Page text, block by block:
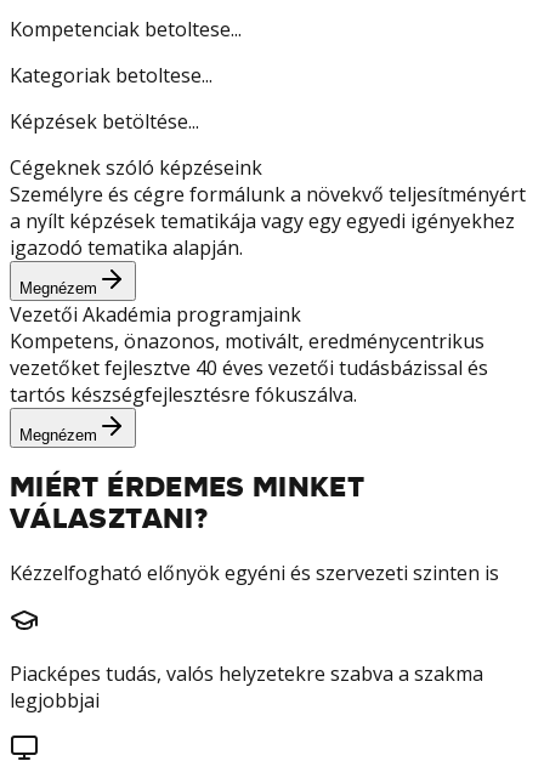
Kompetenciak betoltese...
Kategoriak betoltese...
Képzések betöltése...
Cégeknek szóló képzéseink
Személyre és cégre formálunk a növekvő teljesítményért
a nyílt képzések tematikája vagy egy egyedi igényekhez
igazodó tematika alapján.
Megnézem
Vezetői Akadémia programjaink
Kompetens, önazonos, motivált, eredménycentrikus
vezetőket fejlesztve 40 éves vezetői tudásbázissal és
tartós készségfejlesztésre fókuszálva.
Megnézem
MIÉRT ÉRDEMES MINKET
VÁLASZTANI?
Kézzelfogható előnyök egyéni és szervezeti szinten is
Piacképes tudás, valós helyzetekre szabva a szakma
legjobbjai